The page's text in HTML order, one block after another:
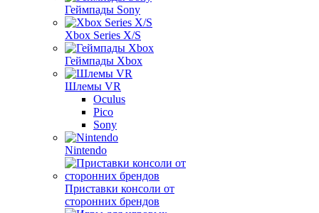
Геймпады Sony
Xbox Series X/S
Геймпады Xbox
Шлемы VR
Oculus
Pico
Sony
Nintendo
Приставки консоли от
сторонних брендов